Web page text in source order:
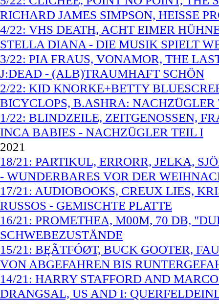
RICHARD JAMES SIMPSON, HEISSE
4/22: VHS DEATH, ACHT EIMER
STELLA DIANA - DIE MUSIK SPIELT
3/22: PIA FRAUS, VONAMOR, THE
J:DEAD - (ALB)TRAUMHAFT SCHÖN
2/22: KID KNORKE+BETTY
BICYCLOPS, B.ASHRA:
1/22: BLINDZEILE, ZEITGENOSSEN,
INCA BABIES - NACHZÜGLER TEIL I
2021
18/21: PARTIKUL, ERRORR, JELKA,
- WUNDERBARES VOR DER
17/21: AUDIOBOOKS, CREUX LIES,
RUSSOS - GEMISCHTE PLATTE
16/21: PROMETHEA, M00M, 70 DB,
SCHWEBEZUSTÄNDE
15/21: BĘÃTFÓØT, BUCK GOOTER,
VON ABGEFAHREN BIS
14/21: HARRY STAFFORD AND
DRANGSAL, US AND I: